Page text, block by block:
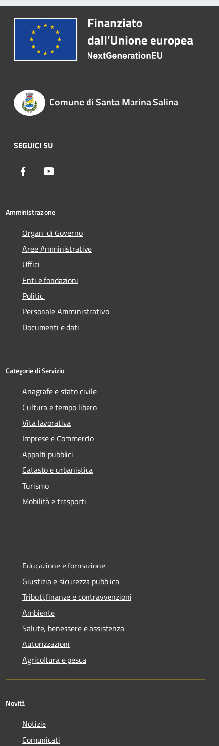
Comune di Santa Marina Salina
SEGUICI SU
Facebook
Amministrazione
Organi di Governo
Aree Amministrative
Uffici
Enti e fondazioni
Politici
Personale Amministrativo
Documenti e dati
Categorie di Servizio
Anagrafe e stato civile
Cultura e tempo libero
Vita lavorativa
Imprese e Commercio
Appalti pubblici
Catasto e urbanistica
Turismo
Mobilità e trasporti
Educazione e formazione
Giustizia e sicurezza pubblica
Tributi,finanze e contravvenzioni
Ambiente
Salute, benessere e assistenza
Autorizzazioni
Agricoltura e pesca
Novità
Notizie
Comunicati